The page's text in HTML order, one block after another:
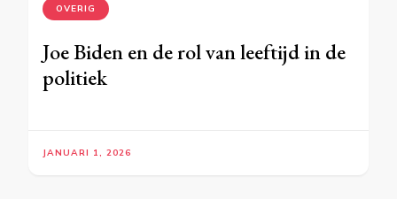
OVERIG
Joe Biden en de rol van leeftijd in de
politiek
JANUARI 1, 2026